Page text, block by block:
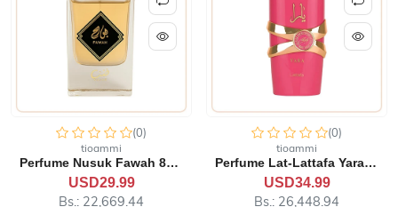
(0)
tioammi
Perfume Lat-Lattafa Yara C...
USD34.99
Bs.: 26,448.94
(0)
tioammi
Perfume Lattafa Teriaq 100...
USD60.00
Bs.: 45,354.00